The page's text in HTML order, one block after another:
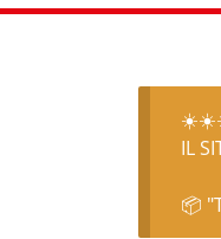
☀️☀️☀️
IL
📦